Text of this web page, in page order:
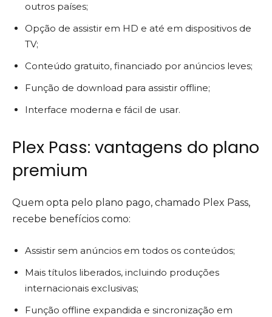
outros países;
Opção de assistir em HD e até em dispositivos de
TV;
Conteúdo gratuito, financiado por anúncios leves;
Função de download para assistir offline;
Interface moderna e fácil de usar.
Plex Pass: vantagens do plano
premium
Quem opta pelo plano pago, chamado Plex Pass,
recebe benefícios como:
Assistir sem anúncios em todos os conteúdos;
Mais títulos liberados, incluindo produções
internacionais exclusivas;
Função offline expandida e sincronização em